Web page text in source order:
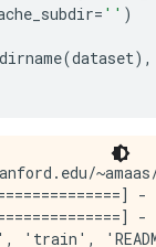
= '' )
dirname(dataset),